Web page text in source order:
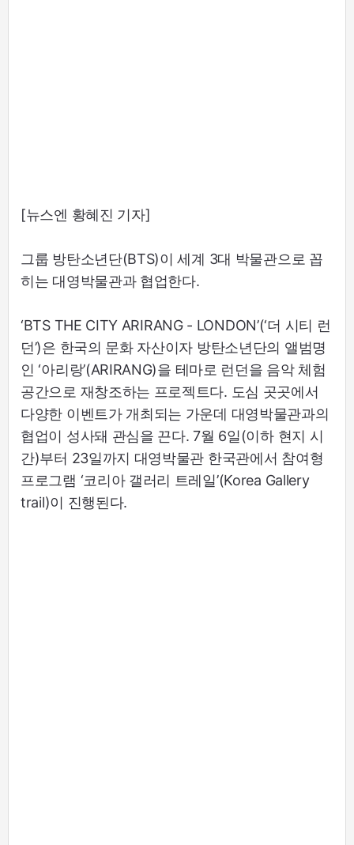
[뉴스엔 황혜진 기자]
그룹 방탄소년단(BTS)이 세계 3대 박물관으로 꼽
히는 대영박물관과 협업한다.
‘BTS THE CITY ARIRANG - LONDON’(‘더 시티 런
던’)은 한국의 문화 자산이자 방탄소년단의 앨범명
인 ‘아리랑’(ARIRANG)을 테마로 런던을 음악 체험
공간으로 재창조하는 프로젝트다. 도심 곳곳에서
다양한 이벤트가 개최되는 가운데 대영박물관과의
협업이 성사돼 관심을 끈다. 7월 6일(이하 현지 시
간)부터 23일까지 대영박물관 한국관에서 참여형
프로그램 ‘코리아 갤러리 트레일’(Korea Gallery
trail)이 진행된다.